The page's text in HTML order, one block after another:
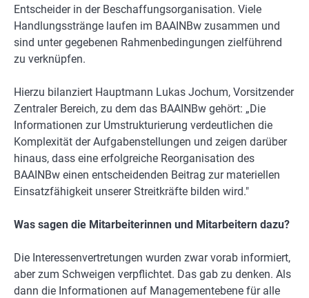
Entscheider in der Beschaffungsorganisation. Viele
Handlungsstränge laufen im BAAINBw zusammen und
sind unter gegebenen Rahmenbedingungen zielführend
zu verknüpfen.
Hierzu bilanziert Hauptmann Lukas Jochum, Vorsitzender
Zentraler Bereich, zu dem das BAAINBw gehört: „Die
Informationen zur Umstrukturierung verdeutlichen die
Komplexität der Aufgabenstellungen und zeigen darüber
hinaus, dass eine erfolgreiche Reorganisation des
BAAINBw einen entscheidenden Beitrag zur materiellen
Einsatzfähigkeit unserer Streitkräfte bilden wird."
Was sagen die Mitarbeiterinnen und Mitarbeitern dazu?
Die Interessenvertretungen wurden zwar vorab informiert,
aber zum Schweigen verpflichtet. Das gab zu denken. Als
dann die Informationen auf Managementebene für alle